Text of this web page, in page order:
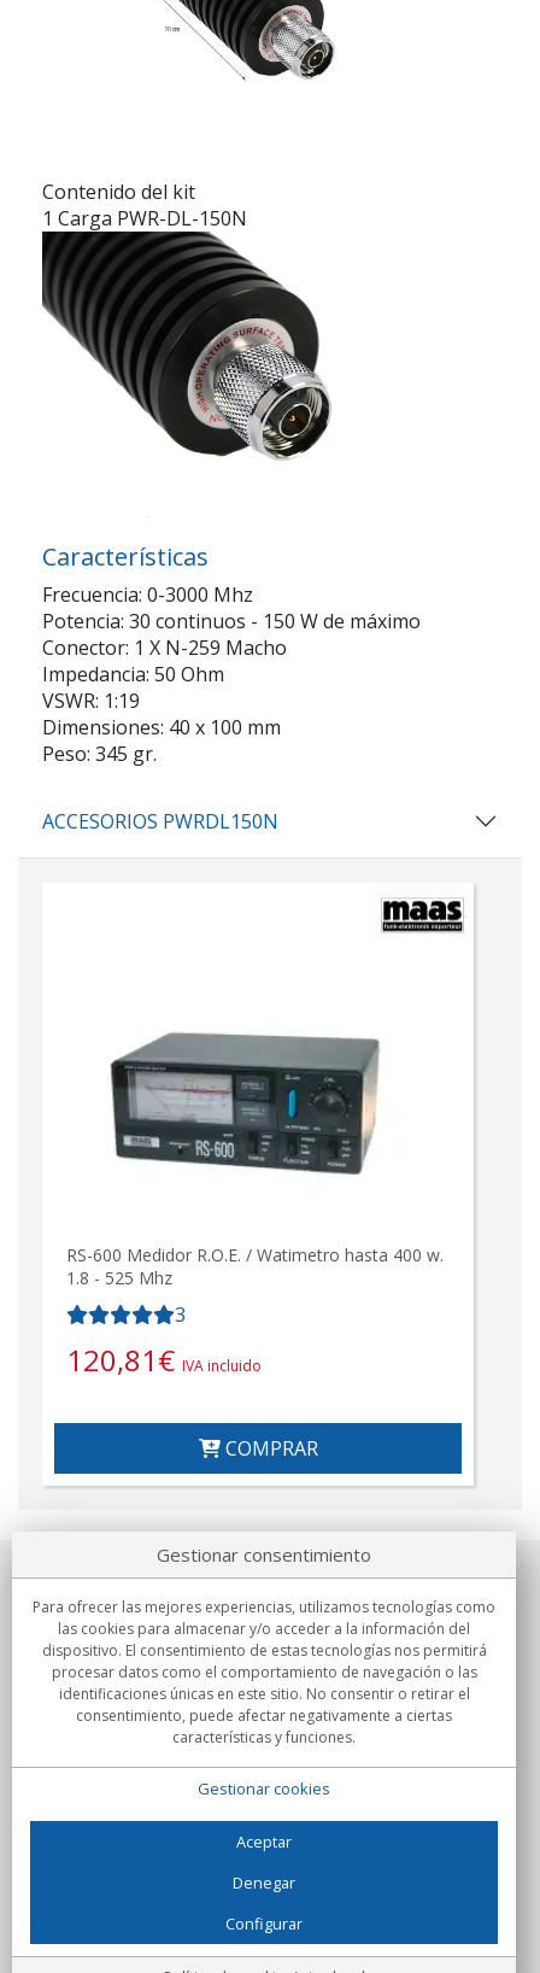
Contenido del kit
1 Carga PWR-DL-150N
Características
Frecuencia: 0-3000 Mhz
Potencia: 30 continuos - 150 W de máximo
Conector: 1 X N-259 Macho
Impedancia: 50 Ohm
VSWR: 1:19
Dimensiones: 40 x 100 mm
Peso: 345 gr.
ACCESORIOS PWRDL150N
RS-600 Medidor R.O.E. / Watimetro hasta 400 w.
1.8 - 525 Mhz
3
120,81€ IVA incluido
COMPRAR
Sobre nosotros
Compromisos
Compras
C/Flassaders, 13, Nave 6, 08130 Santa Perpètua de Mogoda
(Barcelona) - España
Gestionar consentimiento
Para ofrecer las mejores experiencias, utilizamos tecnologías como
las cookies para almacenar y/o acceder a la información del
dispositivo. El consentimiento de estas tecnologías nos permitirá
procesar datos como el comportamiento de navegación o las
identificaciones únicas en este sitio. No consentir o retirar el
consentimiento, puede afectar negativamente a ciertas
características y funciones.
Gestionar cookies
Aceptar
Denegar
Configurar